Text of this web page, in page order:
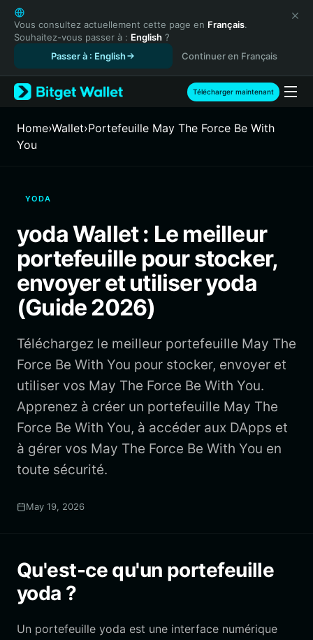
English
日本語
Tiếng Việt
Español (Latinoamérica)
Türkçe
Français
Deutsch
Português (Portugal)
ภาษาไทย
हिन्दी
Español
Português (Brasil)
Español (Argentina)
Vous consultez actuellement cette page en Français.
Souhaitez-vous passer à : English ?
Passer à : English
Continuer en Français
Télécharger maintenant
Home›Wallet›Portefeuille May The Force Be With
You
YODA
yoda Wallet : Le meilleur
portefeuille pour stocker,
envoyer et utiliser yoda
(Guide 2026)
Téléchargez le meilleur portefeuille May The
Force Be With You pour stocker, envoyer et
utiliser vos May The Force Be With You.
Apprenez à créer un portefeuille May The
Force Be With You, à accéder aux DApps et
à gérer vos May The Force Be With You en
toute sécurité.
May 19, 2026
Qu'est-ce qu'un portefeuille
yoda ?
Un portefeuille yoda est une interface numérique